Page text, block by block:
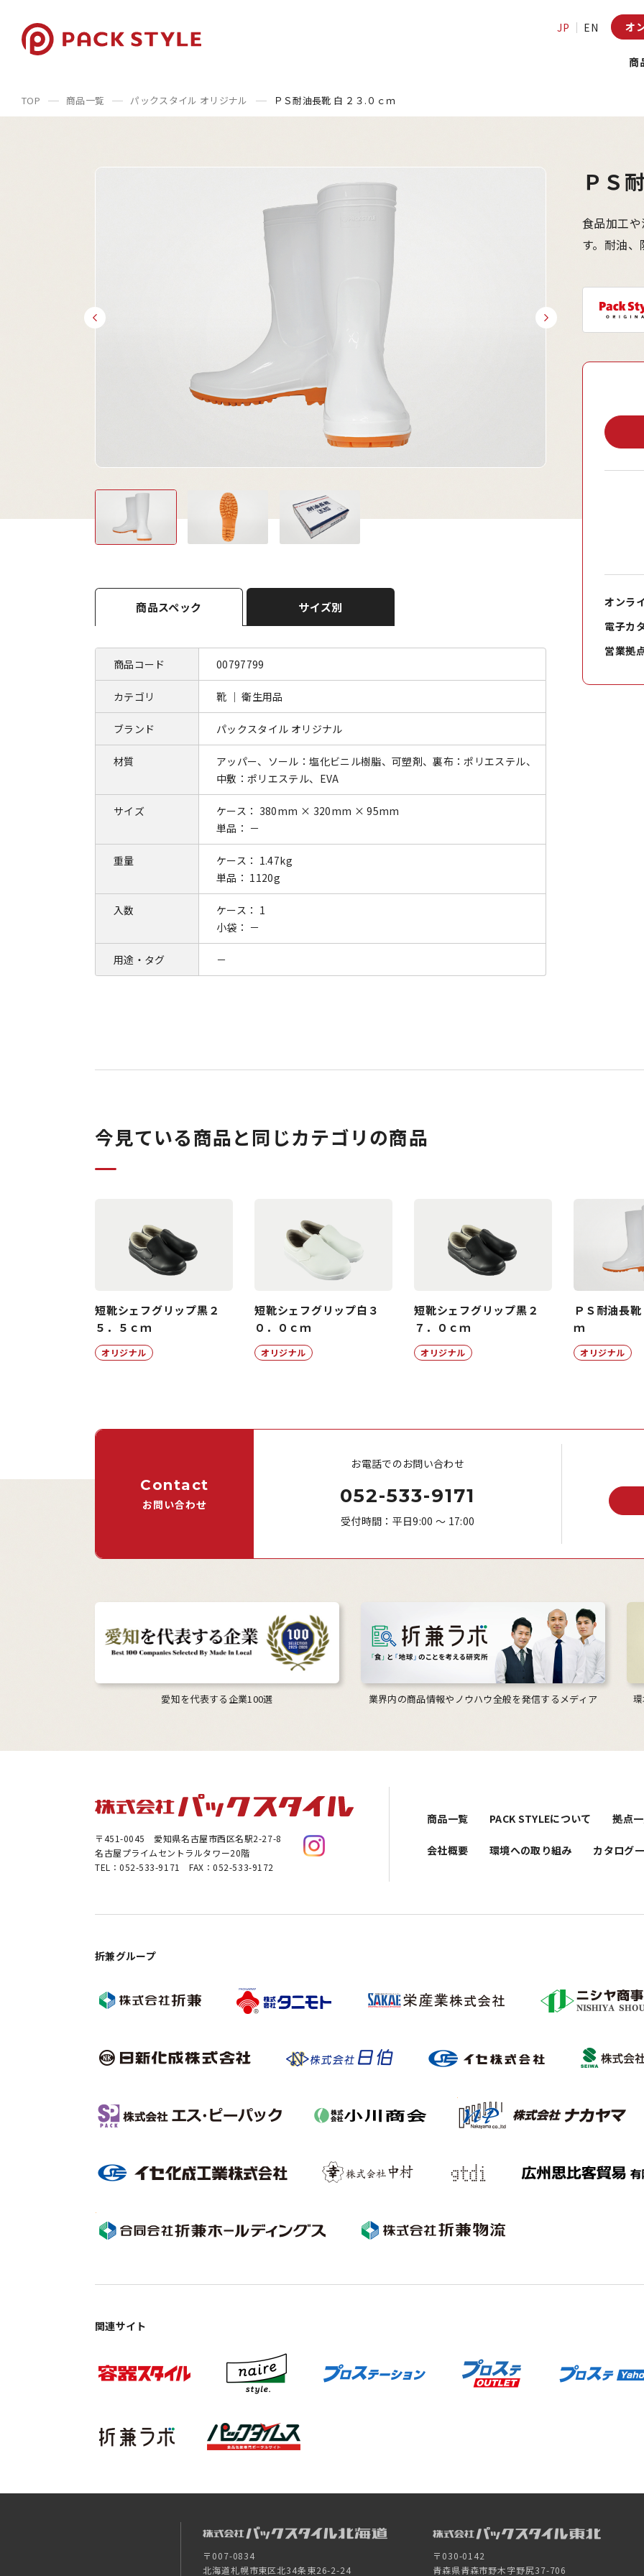
JP EN オ
商
TOP 商品一覧 パックスタイル オリジナル ＰＳ耐油長靴 白 ２３.０ｃｍ
商品スペック サイズ別
商品コード 00797799
カテゴリ 靴 ｜ 衛生用品
ブランド パックスタイル オリジナル
材質
アッパー、ソール：塩化ビニル樹脂、可塑剤、裏布：ポリエステル、
中敷：ポリエステル、EVA
サイズ
ケース： 380mm × 320mm × 95mm
単品： －
重量
ケース： 1.47kg
単品： 1120g
入数
ケース： 1
小袋： －
用途・タグ －
ＰＳ
食品加工
す。耐油
オンラ
電子カ
営業拠
今見ている商品と同じカテゴリの商品
短靴シェフグリップ黒２
５．５ｃｍ
オリジナル
短靴シェフグリップ白３
０．０ｃｍ
オリジナル
短靴シェフグリップ黒２
７．０ｃｍ
オリジナル
ＰＳ耐油長
ｍ
オリジナル
Contact
お問い合わせ
お電話でのお問い合わせ
052-533-9171
受付時間：平日9:00 ～ 17:00
愛知を代表する企業100選 業界内の商品情報やノウハウ全般を発信するメディア
〒451-0045 愛知県名古屋市西区名駅2-27-8
名古屋プライムセントラルタワー20階
TEL：052-533-9171 FAX：052-533-9172
商品一覧 PACK STYLEについて 拠点
会社概要 環境への取り組み カタログ
折兼グループ
関連サイト
〒007-0834
北海道札幌市東区北34条東26-2-24
〒030-0142
青森県青森市野木字野尻37-706